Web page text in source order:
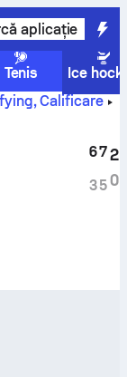
aplicație
Tenis
Ice
,Calificare
și rezultate live
6
3
7
5
2
0